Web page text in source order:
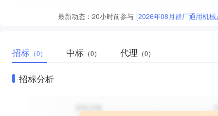
最新动态： 20小时前参与 [2026年08月群厂通用机
招标 （0） 中标 （0） 代理 （0）
招标分析